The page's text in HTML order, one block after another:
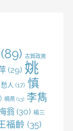
(89) 古賀政男
(29) 姚
愁人 (17) 慎
曉燕 (13) 李雋
翁 (30) 楊三
福齡 (35)